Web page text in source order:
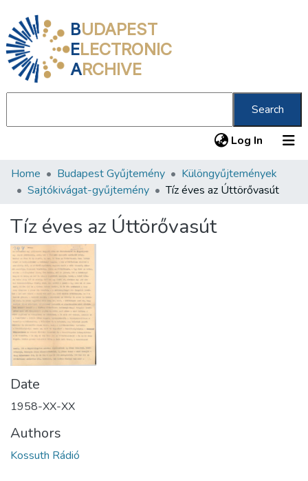
BUDAPEST
ELECTRONIC
ARCHIVE
Search
Log In (current)
Communities & Collections
Statistics
About us
Home Budapest Gyűjtemény
Különgyűjtemények
Sajtókivágat-gyűjtemény
Tíz éves az Úttörővasút
Tíz éves az Úttörővasút
Date
1958-XX-XX
Authors
Kossuth Rádió